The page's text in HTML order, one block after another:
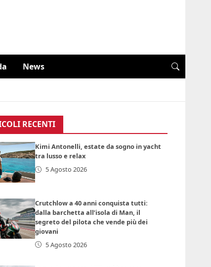
News
RECENTI
Kimi Antonelli, estate da sogno in yacht
tra lusso e relax
5 Agosto 2026
Crutchlow a 40 anni conquista tutti:
dalla barchetta all’isola di Man, il
segreto del pilota che vende più dei
giovani
5 Agosto 2026